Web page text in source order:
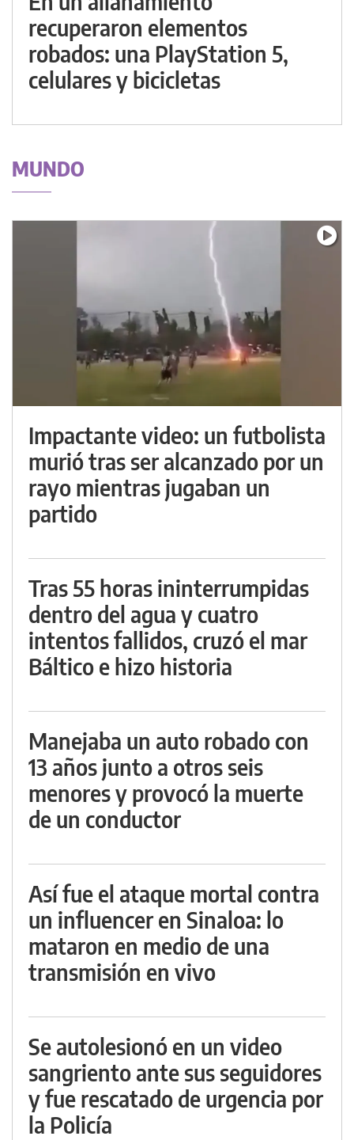
recuperaron elementos
robados: una PlayStation 5,
celulares y bicicletas
MUNDO
Impactante video: un futbolista
murió tras ser alcanzado por un
rayo mientras jugaban un
partido
Tras 55 horas ininterrumpidas
dentro del agua y cuatro
intentos fallidos, cruzó el mar
Báltico e hizo historia
Manejaba un auto robado con
13 años junto a otros seis
menores y provocó la muerte
de un conductor
Así fue el ataque mortal contra
un influencer en Sinaloa: lo
mataron en medio de una
transmisión en vivo
Se autolesionó en un video
sangriento ante sus seguidores
y fue rescatado de urgencia por
la Policía